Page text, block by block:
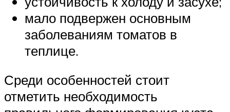
мало подвержен основным
заболеваниям томатов в
теплице.
Среди особенностей стоит
отметить необходимость